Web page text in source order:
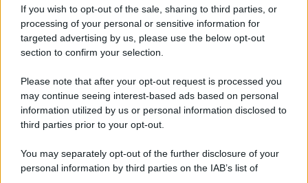
If you wish to opt-out of the sale, sharing to third parties, or
processing of your personal or sensitive information for
targeted advertising by us, please use the below opt-out
section to confirm your selection.
Please note that after your opt-out request is processed you
may continue seeing interest-based ads based on personal
information utilized by us or personal information disclosed to
third parties prior to your opt-out.
You may separately opt-out of the further disclosure of your
personal information by third parties on the IAB’s list of
Newz Ohio
Gameland
Lgbtqia News
Motors Magazine 365
Day Travel 365
Cineverse Magazine
SecondHomeMagazine